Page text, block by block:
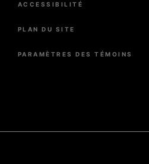
ACCESSIBILITÉ
PLAN DU SITE
PARAMÈTRES DES TÉMOINS